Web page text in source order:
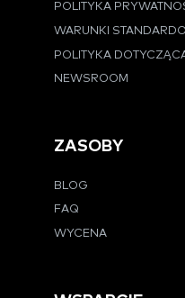
POLITYKA
WARUNKI
POLITYKA
NEWSROOM
ZASOBY
BLOG
FAQ
WYCENA